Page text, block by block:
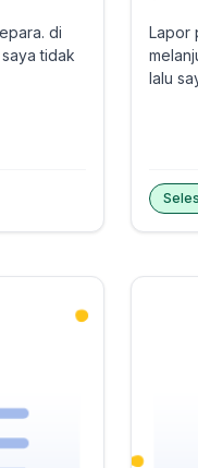
di
tidak
Lapor
lalu